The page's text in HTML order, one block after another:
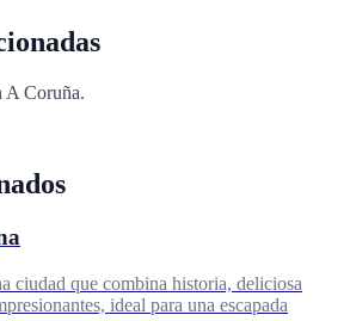
A Coruña.
ciudad que combina historia, deliciosa
ideal para una escapada